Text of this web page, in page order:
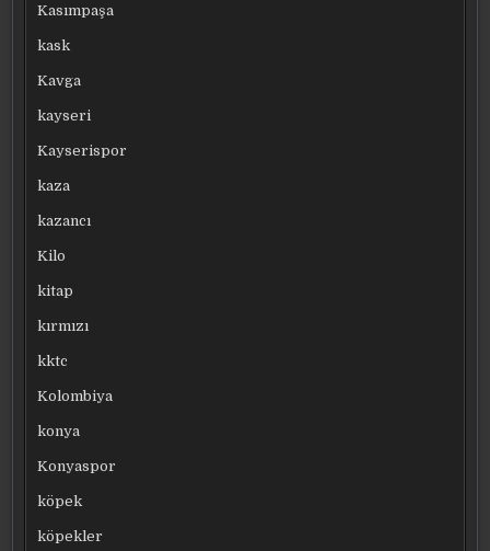
Kasımpaşa
kask
Kavga
kayseri
Kayserispor
kaza
kazancı
Kilo
kitap
kırmızı
kktc
Kolombiya
konya
Konyaspor
köpek
köpekler